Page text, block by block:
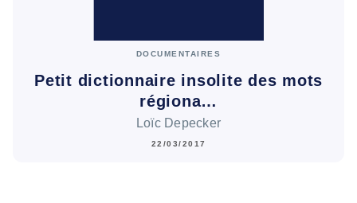
DOCUMENTAIRES
Petit dictionnaire insolite des mots
régiona…
Loïc Depecker
22/03/2017